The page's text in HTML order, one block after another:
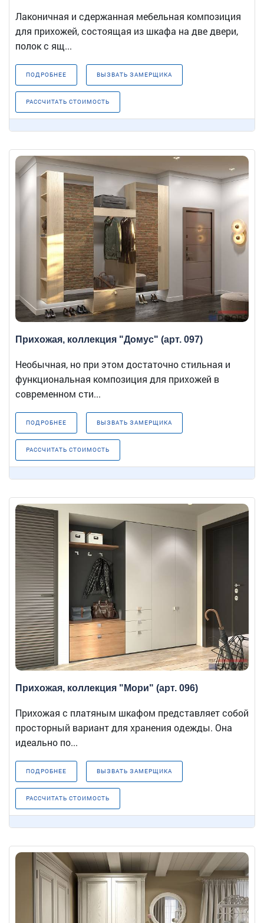
Лаконичная и сдержанная мебельная композиция
для прихожей, состоящая из шкафа на две двери,
полок с ящ...
ПОДРОБНЕЕ ВЫЗВАТЬ ЗАМЕРЩИКА
РАССЧИТАТЬ СТОИМОСТЬ
Прихожая, коллекция "Домус" (арт. 097)
Необычная, но при этом достаточно стильная и
функциональная композиция для прихожей в
современном сти...
ПОДРОБНЕЕ ВЫЗВАТЬ ЗАМЕРЩИКА
РАССЧИТАТЬ СТОИМОСТЬ
Прихожая, коллекция "Мори" (арт. 096)
Прихожая с платяным шкафом представляет собой
просторный вариант для хранения одежды. Она
идеально по...
ПОДРОБНЕЕ ВЫЗВАТЬ ЗАМЕРЩИКА
РАССЧИТАТЬ СТОИМОСТЬ